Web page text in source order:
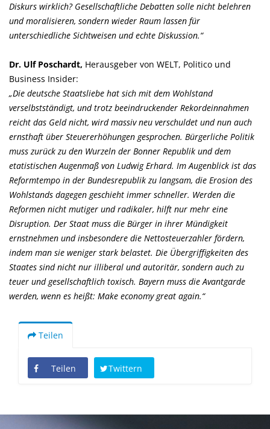
Diskurs wirklich? Gesellschaftliche Debatten solle nicht belehren
und moralisieren, sondern wieder Raum lassen für
unterschiedliche Sichtweisen und echte Diskussion.“
Dr. Ulf Poschardt, Herausgeber von WELT, Politico und
Business Insider:
Die deutsche Staatsliebe hat sich mit dem Wohlstand
verselbstständigt, und trotz beeindruckender Rekordeinnahmen
reicht das Geld nicht, wird massiv neu verschuldet und nun auch
ernsthaft über Steuererhöhungen gesprochen. Bürgerliche Politik
muss zurück zu den Wurzeln der Bonner Republik und dem
etatistischen Augenmaß von Ludwig Erhard. Im Augenblick ist das
Reformtempo in der Bundesrepublik zu langsam, die Erosion des
Wohlstands dagegen geschieht immer schneller. Werden die
Reformen nicht mutiger und radikaler, hilft nur mehr eine
Disruption. Der Staat muss die Bürger in ihrer Mündigkeit
ernstnehmen und insbesondere die Nettosteuerzahler fördern,
indem man sie weniger stark belastet. Die Übergriffigkeiten des
Staates sind nicht nur illiberal und autoritär, sondern auch zu
teuer und gesellschaftlich toxisch. Bayern muss die Avantgarde
werden, wenn es heißt: Make economy great again.“
Teilen
Teilen Twittern